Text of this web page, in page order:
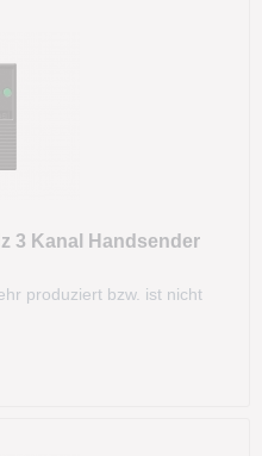
3 Kanal Handsender
produziert bzw. ist nicht